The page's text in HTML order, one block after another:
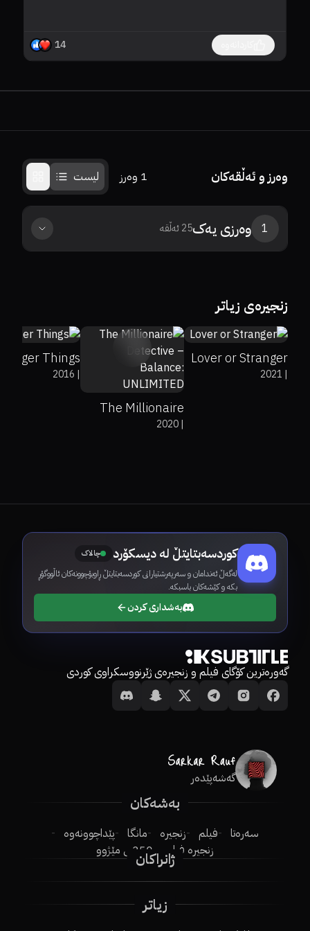
14
وەرز و ئەڵقەکان 1 وەرز لیست
1 وەرزی یەک25ئەڵقە
زنجیرەی زیاتر
Lover or Stranger
|
2021
7.2
The Millionaire
Detective –|
2020
Things
|
2016
کوردسەبتایتڵ لە دیسکۆرد چالاک
لەگەڵ ئەندامان و سەرپەرشتیارانی کوردسەبتایتڵ ڕاوبۆچوونەکان ئاڵووگۆڕ
بکە و کێشەکان باسبکە.
بەشداری کردن
گەورەترین کۆگای فیلم و زنجیرەی ژێرنووسکراوی کوردی
گەشەپێدەر
بەشەکان
سەرەتا فیلم زنجیرە مانگا
پێداچوونەوە
زنجیرە فیلم
250ـی مێژوو
ژانراکان
زیاتر